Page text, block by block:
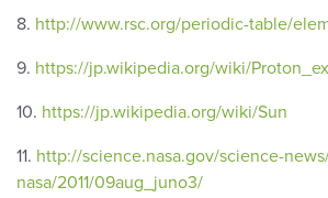
8. http://www.rsc.org/periodic-table/
9. https://jp.wikipedia.org/wiki/
10. https://jp.wikipedia.org/wiki/Sun
11. http://science.nasa.gov/science-
nasa/2011/09aug_juno3/